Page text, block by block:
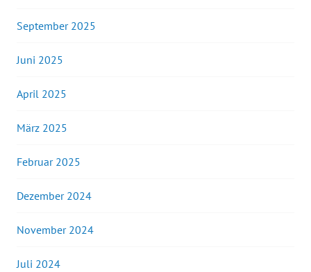
September 2025
Juni 2025
April 2025
März 2025
Februar 2025
Dezember 2024
November 2024
Juli 2024